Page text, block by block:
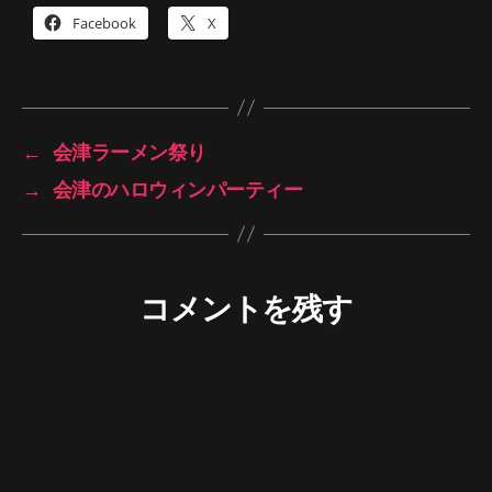
Facebook X
←
会津ラーメン祭り
→
会津のハロウィンパーティー
コメントを残す